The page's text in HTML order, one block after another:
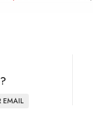
EMAIL